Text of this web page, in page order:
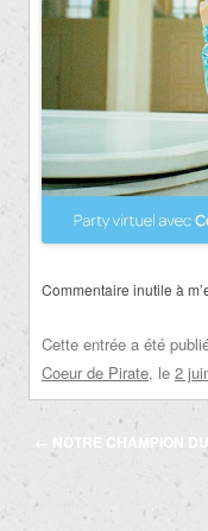
Commentaire inutile à
Cette entrée a été
Coeur de Pirate, le 2
Navigation
articles
← NOTRE CHAMPION DU